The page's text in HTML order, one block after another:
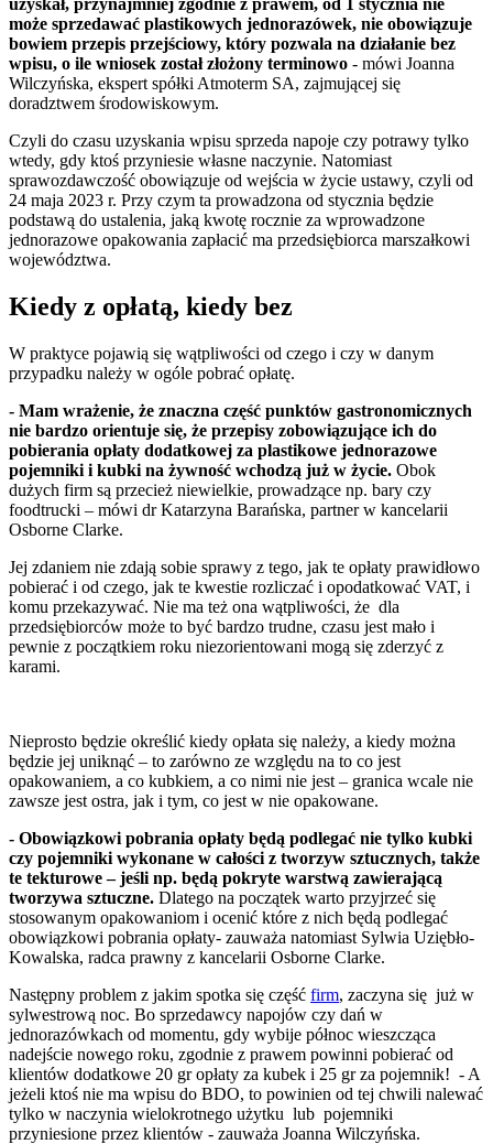
może sprzedawać plastikowych jednorazówek, nie obowiązuje
bowiem przepis przejściowy, który pozwala na działanie bez
wpisu, o ile wniosek został złożony terminowo - mówi Joanna
Wilczyńska, ekspert spółki Atmoterm SA, zajmującej się
doradztwem środowiskowym.
Czyli do czasu uzyskania wpisu sprzeda napoje czy potrawy tylko
wtedy, gdy ktoś przyniesie własne naczynie. Natomiast
sprawozdawczość obowiązuje od wejścia w życie ustawy, czyli od
24 maja 2023 r. Przy czym ta prowadzona od stycznia będzie
podstawą do ustalenia, jaką kwotę rocznie za wprowadzone
jednorazowe opakowania zapłacić ma przedsiębiorca marszałkowi
województwa.
Kiedy z opłatą, kiedy bez
W praktyce pojawią się wątpliwości od czego i czy w danym
przypadku należy w ogóle pobrać opłatę.
- Mam wrażenie, że znaczna część punktów gastronomicznych
nie bardzo orientuje się, że przepisy zobowiązujące ich do
pobierania opłaty dodatkowej za plastikowe jednorazowe
pojemniki i kubki na żywność wchodzą już w życie. Obok
dużych firm są przecież niewielkie, prowadzące np. bary czy
foodtrucki – mówi dr Katarzyna Barańska, partner w kancelarii
Osborne Clarke.
Jej zdaniem nie zdają sobie sprawy z tego, jak te opłaty prawidłowo
pobierać i od czego, jak te kwestie rozliczać i opodatkować VAT, i
komu przekazywać. Nie ma też ona wątpliwości, że dla
przedsiębiorców może to być bardzo trudne, czasu jest mało i
pewnie z początkiem roku niezorientowani mogą się zderzyć z
karami.
Nieprosto będzie określić kiedy opłata się należy, a kiedy można
będzie jej uniknąć – to zarówno ze względu na to co jest
opakowaniem, a co kubkiem, a co nimi nie jest – granica wcale nie
zawsze jest ostra, jak i tym, co jest w nie opakowane.
- Obowiązkowi pobrania opłaty będą podlegać nie tylko kubki
czy pojemniki wykonane w całości z tworzyw sztucznych, także
te tekturowe – jeśli np. będą pokryte warstwą zawierającą
tworzywa sztuczne. Dlatego na początek warto przyjrzeć się
stosowanym opakowaniom i ocenić które z nich będą podlegać
obowiązkowi pobrania opłaty- zauważa natomiast Sylwia Uziębło-
Kowalska, radca prawny z kancelarii Osborne Clarke.
Następny problem z jakim spotka się część firm, zaczyna się już w
sylwestrową noc. Bo sprzedawcy napojów czy dań w
jednorazówkach od momentu, gdy wybije północ wieszcząca
nadejście nowego roku, zgodnie z prawem powinni pobierać od
klientów dodatkowe 20 gr opłaty za kubek i 25 gr za pojemnik! - A
jeżeli ktoś nie ma wpisu do BDO, to powinien od tej chwili nalewać
tylko w naczynia wielokrotnego użytku lub pojemniki
przyniesione przez klientów - zauważa Joanna Wilczyńska.